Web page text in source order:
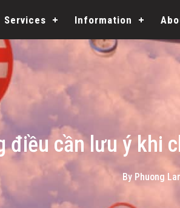
Services Information
điều cần lưu ý khi
By Phuong